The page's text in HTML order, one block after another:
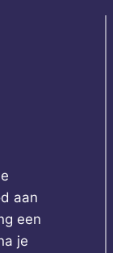
aan
een
je